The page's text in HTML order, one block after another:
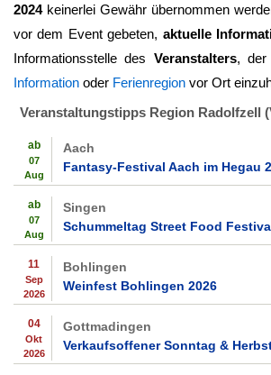
2024keinerlei Gewähr übernommen
vor dem Event gebeten, aktuelle
Informationsstelle des Veranstalters, der
Information oder Ferienregion vor Ort
Veranstaltungstipps Region Radolfzell
ab
07
Aug
Aach
Fantasy-Festival Aach im Hegau
ab
07
Aug
Singen
Schummeltag Street Food
11
Sep
2026
Bohlingen
Weinfest Bohlingen 2026
04
Okt
2026
Gottmadingen
Verkaufsoffener Sonntag &